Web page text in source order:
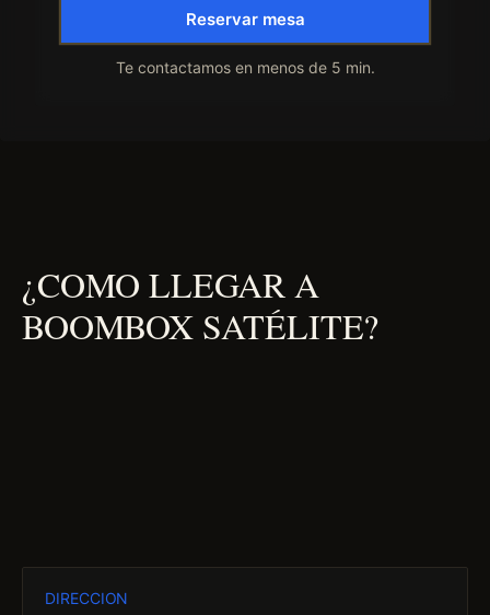
Reservar mesa
Te contactamos en menos de 5 min.
¿COMO LLEGAR A
BOOMBOX SATÉLITE?
DIRECCION